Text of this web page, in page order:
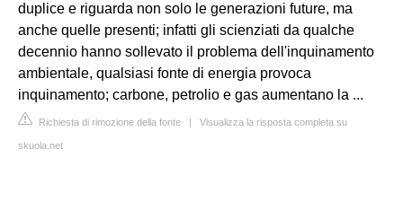
duplice e riguarda non solo le generazioni future, ma
anche quelle presenti; infatti gli scienziati da qualche
decennio hanno sollevato il problema dell'inquinamento
ambientale, qualsiasi fonte di energia provoca
inquinamento; carbone, petrolio e gas aumentano la ...
Richiesta di rimozione della fonte | Visualizza la risposta completa su
skuola.net